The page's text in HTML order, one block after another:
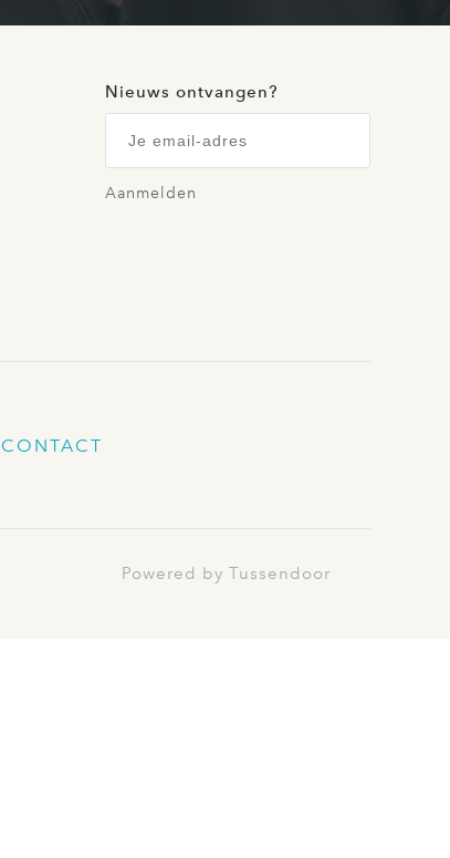
Nieuws ontvangen?
Aanmelden
CONTACT
Powered by Tussendoor